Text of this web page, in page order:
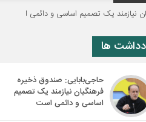
اساسی و دائمی است دولت برای
ها
حاجی‌بابایی: صندوق ذخیره
فرهنگیان نیازمند یک تصمیم
اساسی و دائمی است